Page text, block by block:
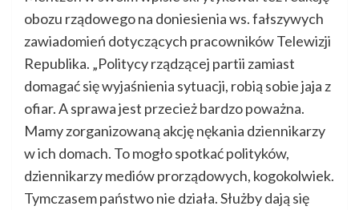
obozu rządowego na doniesienia ws. fałszywych
zawiadomień dotyczących pracowników Telewizji
Republika. „Politycy rządzącej partii zamiast
domagać się wyjaśnienia sytuacji, robią sobie jaja z
ofiar. A sprawa jest przecież bardzo poważna.
Mamy zorganizowaną akcję nękania dziennikarzy
w ich domach. To mogło spotkać polityków,
dziennikarzy mediów prorządowych, kogokolwiek.
Tymczasem państwo nie działa. Służby dają się